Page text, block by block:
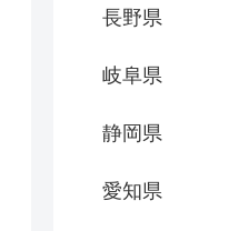
長野県
岐阜県
静岡県
愛知県